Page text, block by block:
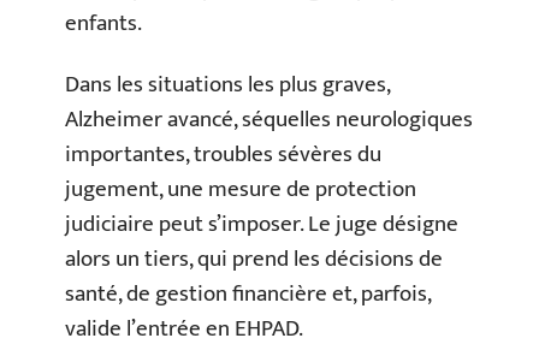
enfants.
Dans les situations les plus graves,
Alzheimer avancé, séquelles neurologiques
importantes, troubles sévères du
jugement, une mesure de protection
judiciaire peut s’imposer. Le juge désigne
alors un tiers, qui prend les décisions de
santé, de gestion financière et, parfois,
valide l’entrée en EHPAD.